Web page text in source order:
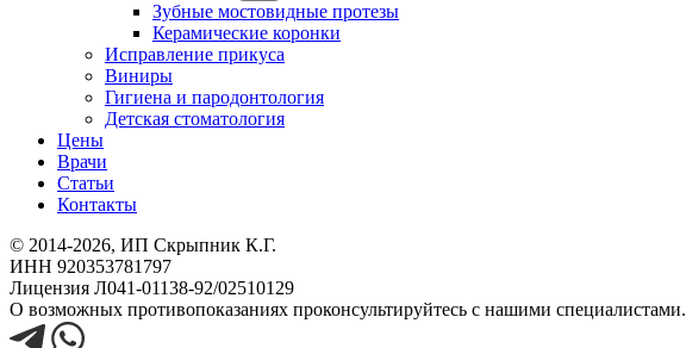
Зубные мостовидные протезы
Керамические коронки
Исправление прикуса
Виниры
Гигиена и пародонтология
Детская стоматология
Цены
Врачи
Статьи
Контакты
© 2014-2026, ИП Скрыпник К.Г.
ИНН 920353781797
Лицензия Л041-01138-92/02510129
О возможных противопоказаниях проконсультируйтесь с нашими специалистами.